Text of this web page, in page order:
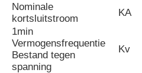
Middenspanningsschakelaar
Laagspanningsschakelaars
Nominale
kortsluitstroom
KA
1min
Vermogensfrequentie
Bestand tegen
spanning
Kv